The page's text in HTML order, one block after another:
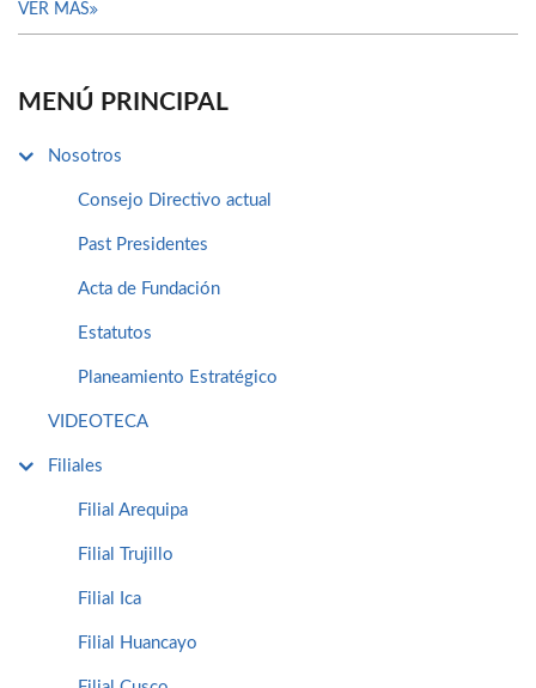
VER MÁS
MENÚ PRINCIPAL
Nosotros
Consejo Directivo actual
Past Presidentes
Acta de Fundación
Estatutos
Planeamiento Estratégico
VIDEOTECA
Filiales
Filial Arequipa
Filial Trujillo
Filial Ica
Filial Huancayo